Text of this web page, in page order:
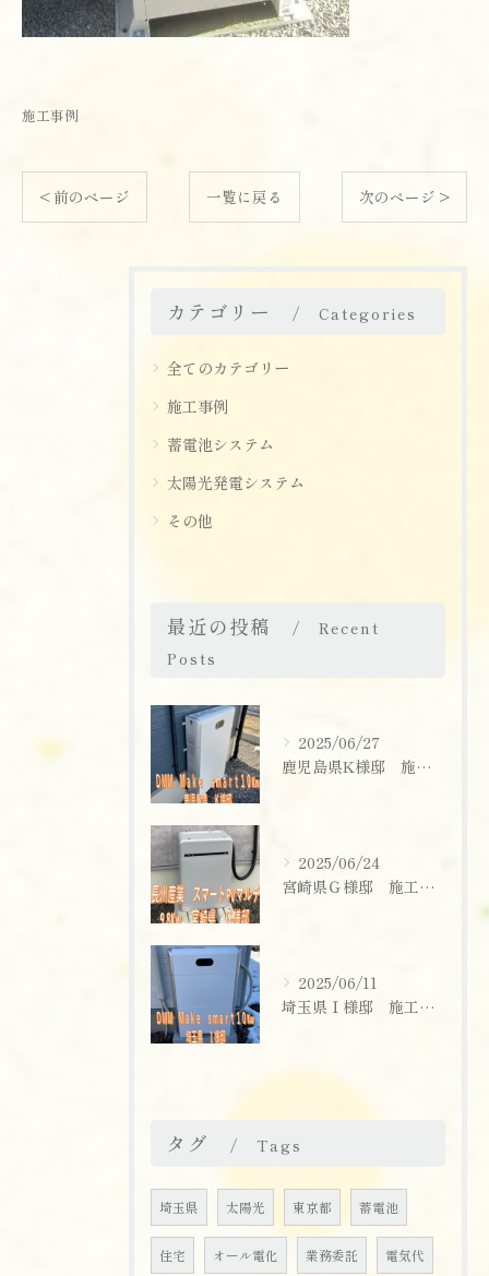
施工事例
< 前のページ 一覧に戻る 次のページ >
カテゴリー Categories
全てのカテゴリー
施工事例
蓄電池システム
太陽光発電システム
その他
最近の投稿
Recent
Posts
2025/06/27
鹿児島県K様邸 施工実績
2025/06/24
宮崎県Ｇ様邸 施工実績
2025/06/11
埼玉県Ｉ様邸 施工実績
タグ Tags
埼玉県 太陽光 東京都 蓄電池
住宅 オール電化 業務委託 電気代
お問い合わせはこちら